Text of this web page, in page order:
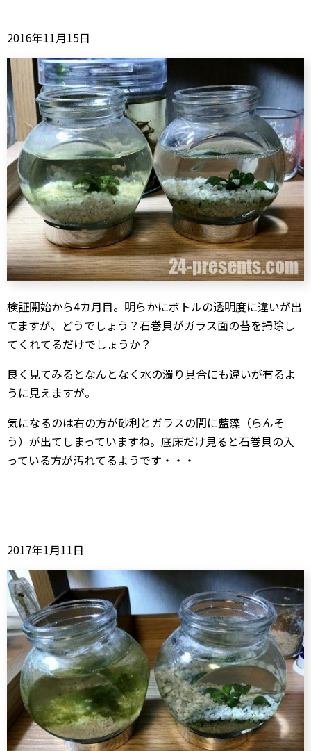
2016年11月15日
検証開始から4カ月目。明らかにボトルの透明度に違いが出
てますが、どうでしょう？石巻貝がガラス面の苔を掃除し
てくれてるだけでしょうか？
良く見てみるとなんとなく水の濁り具合にも違いが有るよ
うに見えますが。
気になるのは右の方が砂利とガラスの間に藍藻（らんそ
う）が出てしまっていますね。底床だけ見ると石巻貝の入
っている方が汚れてるようです・・・
2017年1月11日